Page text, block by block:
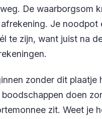
De waarborgsom
Je noodpot
te zijn, want juist na
zonder dit plaatje
doen
zit. Weet je